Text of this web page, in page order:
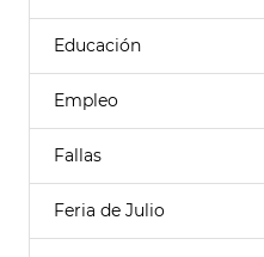
Educación
Empleo
Fallas
Feria de Julio